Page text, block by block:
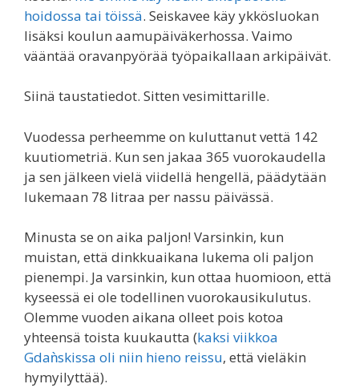
hoidossa tai töissä. Seiskavee käy ykkösluokan
lisäksi koulun aamupäiväkerhossa. Vaimo
vääntää oravanpyörää työpaikallaan arkipäivät.
Siinä taustatiedot. Sitten vesimittarille.
Vuodessa perheemme on kuluttanut vettä 142
kuutiometriä. Kun sen jakaa 365 vuorokaudella
ja sen jälkeen vielä viidellä hengellä, päädytään
lukemaan 78 litraa per nassu päivässä.
Minusta se on aika paljon! Varsinkin, kun
muistan, että dinkkuaikana lukema oli paljon
pienempi. Ja varsinkin, kun ottaa huomioon, että
kyseessä ei ole todellinen vuorokausikulutus.
Olemme vuoden aikana olleet pois kotoa
yhteensä toista kuukautta (kaksi viikkoa
Gdaǹskissa oli niin hieno reissu, että vieläkin
hymyilyttää).